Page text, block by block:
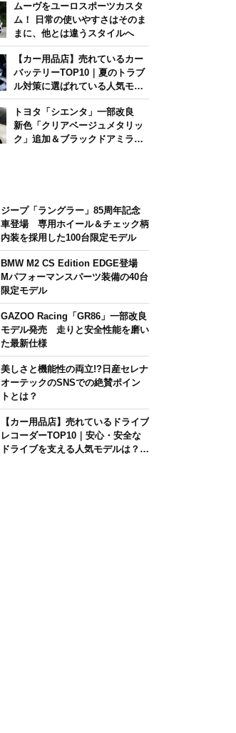
ムーヴをユーロスポーツカスタ
ム！ 日常の使いやすさはそのま
まに、他とは違うスタイルへ
【カー用品店】売れているカー
バッテリーTOP10｜夏のトラブ
ル対策に選ばれている人気モデ
ルは？【2026年6月版】
トヨタ「シエンタ」一部改良
新色「クリアベージュメタリッ
ク」追加＆ブラックドアミラー
ジープ「ラングラー」85周年記念
車登場 専用ホイール＆チェック柄
内装を採用した100台限定モデル
BMW M2 CS Edition EDGE登場
Mパフォーマンスパーツ装備の40台
限定モデル
GAZOO Racing「GR86」一部改良
モデル発売 走りと安全性能を磨い
た最新仕様
美しさと機能性の両立!?日産セレナ
オーテックのSNSでの絶賛ポイン
トとは？
【カー用品店】売れているドライブ
レコーダーTOP10｜安心・安全な
ドライブを支える人気モデルは？